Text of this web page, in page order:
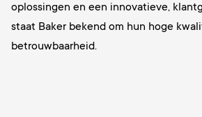
oplossingen en een innovatieve,
staat Baker bekend om hun hoge
betrouwbaarheid.